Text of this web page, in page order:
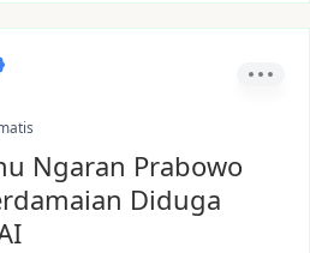
Ngaran Prabowo
Diduga